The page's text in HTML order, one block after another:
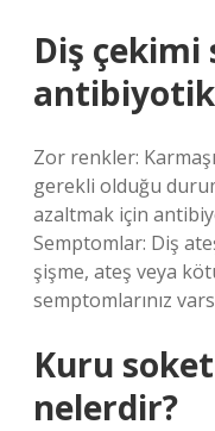
Diş çekimi
antibiyotik
Zor renkler:
gerekli olduğu
azaltmak için
Semptomlar: Diş
şişme, ateş veya
semptomlarınız
Kuru
nelerdir?